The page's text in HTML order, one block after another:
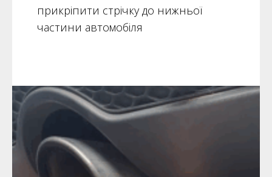
прикріпити стрічку до нижньої
частини автомобіля